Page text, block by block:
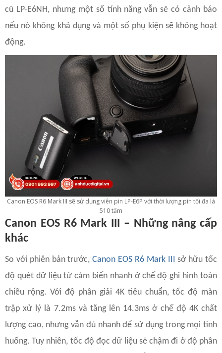
cũ LP-E6NH, nhưng một số tính năng vẫn sẽ có cảnh báo
nếu nó không khả dụng và một số phụ kiện sẽ không hoạt
động.
Canon EOS R6 Mark III sẽ sử dụng viên pin LP-E6P với thời lượng pin tối đa là
510 tấm
Canon EOS R6 Mark III – Những nâng cấp
khác
So với phiên bản trước,Canon EOS R6 Mark III
sở hữu tốc
độ quét dữ liệu từ cảm biến nhanh ở chế độ ghi hình toàn
chiều rộng. Với độ phân giải 4K tiêu chuẩn, tốc độ màn
trập xử lý là 7.2ms và tăng lên 14.3ms ở chế độ 4K chất
lượng cao, nhưng vẫn đủ nhanh để sử dụng trong mọi tình
huống. Tuy nhiên, tốc độ đọc dữ liệu sẽ chậm đi ở độ phân